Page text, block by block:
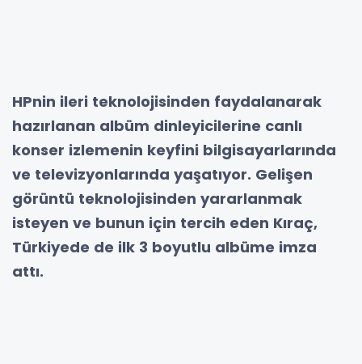
HPnin ileri teknolojisinden faydalanarak
hazırlanan albüm dinleyicilerine canlı
konser izlemenin keyfini bilgisayarlarında
ve televizyonlarında yaşatıyor. Gelişen
görüntü teknolojisinden yararlanmak
isteyen ve bunun için tercih eden Kıraç,
Türkiyede de ilk 3 boyutlu albüme imza
attı.